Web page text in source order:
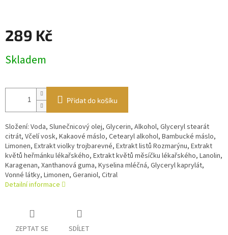
289 Kč
cena:
Skladem
Přidat do košíku
Složení: Voda, Slunečnicový olej, Glycerin, Alkohol, Glyceryl stearát
citrát, Včelí vosk, Kakaové máslo, Cetearyl alkohol, Bambucké máslo,
Limonen, Extrakt violky trojbarevné, Extrakt listů Rozmarýnu, Extrakt
květů heřmánku lékařského, Extrakt květů měsíčku lékařského, Lanolin,
Karagenan, Xanthanová guma, Kyselina mléčná, Glyceryl kaprylát,
Vonné látky, Limonen, Geraniol, Citral
Detailní informace
ZEPTAT SE SDÍLET